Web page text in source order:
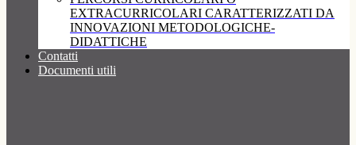
EXTRACURRICOLARI CARATTERIZZATI DA
INNOVAZIONI METODOLOGICHE-
DIDATTICHE
Contatti
Documenti utili